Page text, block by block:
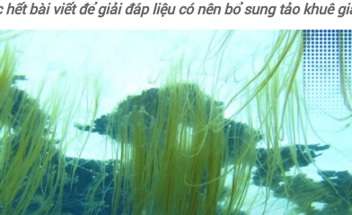
bài viết để giải đáp liệu có nên bổ sung tảo khuê